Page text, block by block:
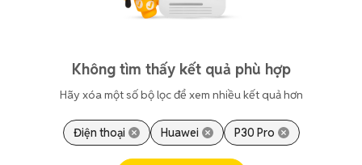
Không tìm thấy kết quả phù hợp
Hãy xóa một số bộ lọc để xem nhiều kết quả hơn
Điện thoại Huawei P30 Pro